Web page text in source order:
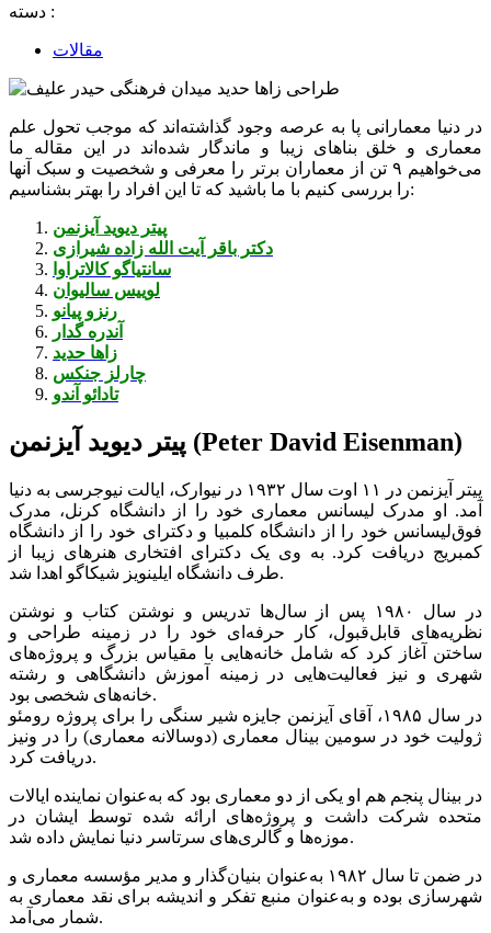
دسته :
مقالات
در دنیا معمارانی پا به عرصه وجود گذاشته‌اند که موجب تحول علم
معماری و خلق بناهای زیبا و ماندگار شده‌اند در این مقاله ما
می‌خواهیم ۹ تن از معماران برتر را معرفی و شخصیت و سبک آنها
را بررسی کنیم با ما باشید که تا این افراد را بهتر بشناسیم:
پیتر دیوید آیزنمن
دکتر باقر آیت الله زاده شیرازی
سانتیاگو کالاتراوا
لوییس سالیوان
رنزو پیانو
آندره گدار
زاها حدید
چارلز جنکس
تادائو آندو
پیتر دیوید آیزنمن (Peter David Eisenman)
پیتر آیزنمن در ۱۱ اوت سال ۱۹۳۲ در نیوارک، ایالت نیوجرسی به دنیا
آمد. او مدرک لیسانس معماری خود را از دانشگاه کرنل، مدرک
فوق‌لیسانس خود را از دانشگاه کلمبیا و دکترای خود را از دانشگاه
کمبریج دریافت کرد. به وی یک دکترای افتخاری هنرهای زیبا از
طرف دانشگاه ایلینویز شیکاگو اهدا شد.
در سال ۱۹۸۰ پس از سال‌ها تدریس و نوشتن کتاب و نوشتن
نظریه‌های قابل‌قبول، کار حرفه‌ای خود را در زمینه طراحی و
ساختن آغاز کرد که شامل خانه‌هایی با مقیاس بزرگ و پروژه‌های
شهری و نیز فعالیت‌هایی در زمینه آموزش دانشگاهی و رشته
خانه‌های شخصی بود.
در سال ۱۹۸۵، آقای آیزنمن جایزه شیر سنگی را برای پروژه رومئو
ژولیت خود در سومین بینال معماری (دوسالانه معماری) را در ونیز
دریافت کرد.
در بینال پنجم هم او یکی از دو معماری بود که به‌عنوان نماینده ایالات
متحده شرکت داشت و پروژه‌های ارائه شده توسط ایشان در
موزه‌ها و گالری‌های سرتاسر دنیا نمایش داده شد.
در ضمن تا سال ۱۹۸۲ به‌عنوان بنیان‌گذار و مدیر مؤسسه معماری و
شهرسازی بوده و به‌عنوان منبع تفکر و اندیشه برای نقد معماری به
شمار می‌آمد.